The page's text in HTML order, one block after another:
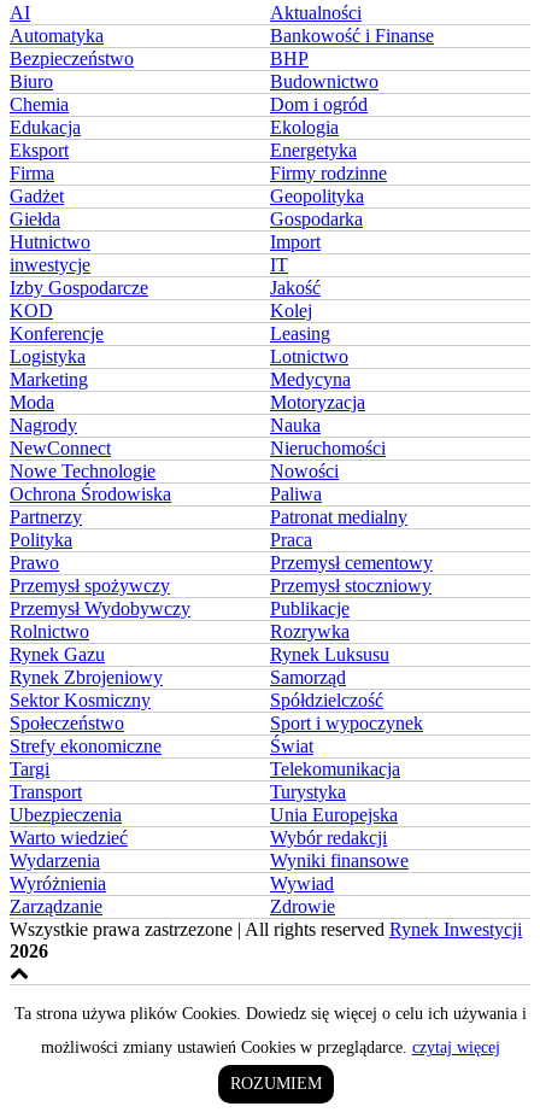
AI
Aktualności
Automatyka
Bankowość i Finanse
Bezpieczeństwo
BHP
Biuro
Budownictwo
Chemia
Dom i ogród
Edukacja
Ekologia
Eksport
Energetyka
Firma
Firmy rodzinne
Gadżet
Geopolityka
Giełda
Gospodarka
Hutnictwo
Import
inwestycje
IT
Izby Gospodarcze
Jakość
KOD
Kolej
Konferencje
Leasing
Logistyka
Lotnictwo
Marketing
Medycyna
Moda
Motoryzacja
Nagrody
Nauka
NewConnect
Nieruchomości
Nowe Technologie
Nowości
Ochrona Środowiska
Paliwa
Partnerzy
Patronat medialny
Polityka
Praca
Prawo
Przemysł cementowy
Przemysł spożywczy
Przemysł stoczniowy
Przemysł Wydobywczy
Publikacje
Rolnictwo
Rozrywka
Rynek Gazu
Rynek Luksusu
Rynek Zbrojeniowy
Samorząd
Sektor Kosmiczny
Spółdzielczość
Społeczeństwo
Sport i wypoczynek
Strefy ekonomiczne
Świat
Targi
Telekomunikacja
Transport
Turystyka
Ubezpieczenia
Unia Europejska
Warto wiedzieć
Wybór redakcji
Wydarzenia
Wyniki finansowe
Wyróżnienia
Wywiad
Zarządzanie
Zdrowie
Wszystkie prawa zastrzezone | All rights reserved Rynek Inwestycji
2026
Ta strona używa plików Cookies. Dowiedz się więcej o celu ich używania i
możliwości zmiany ustawień Cookies w przeglądarce. czytaj więcej
ROZUMIEM